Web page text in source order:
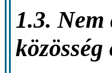
1.3. Nem
közösség